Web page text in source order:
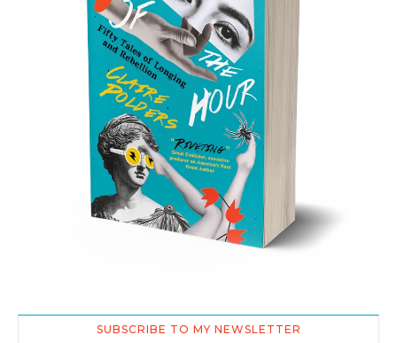
SUBSCRIBE TO MY NEWSLETTER